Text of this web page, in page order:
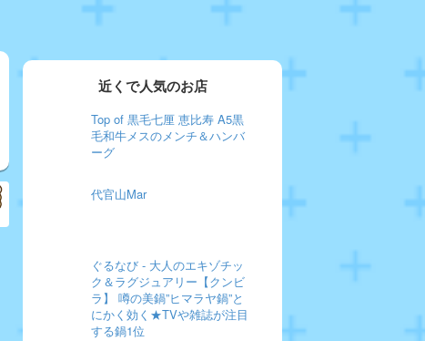
近くで人気のお店
Top of 黒毛七厘 恵比寿 A5黒
毛和牛メスのメンチ＆ハンバ
ーグ
代官山Mar
ぐるなび - 大人のエキゾチッ
ク＆ラグジュアリー【クンビ
ラ】 噂の美鍋”ヒマラヤ鍋”と
にかく効く★TVや雑誌が注目
する鍋1位